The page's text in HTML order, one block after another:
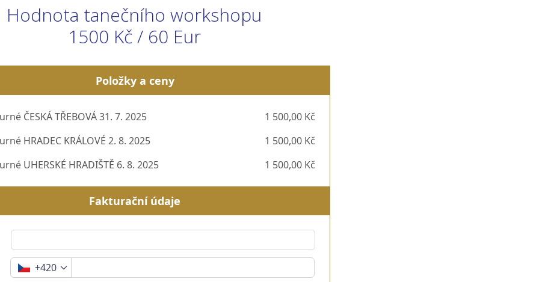
Hodnota tanečního workshopu
1500 Kč / 60 Eur
Položky a ceny
ČESKÁ TŘEBOVÁ 31. 7. 2025
1 500,00 Kč
HRADEC KRÁLOVÉ 2. 8. 2025
1 500,00 Kč
UHERSKÉ HRADIŠTĚ 6. 8. 2025
1 500,00 Kč
Fakturační údaje
+420